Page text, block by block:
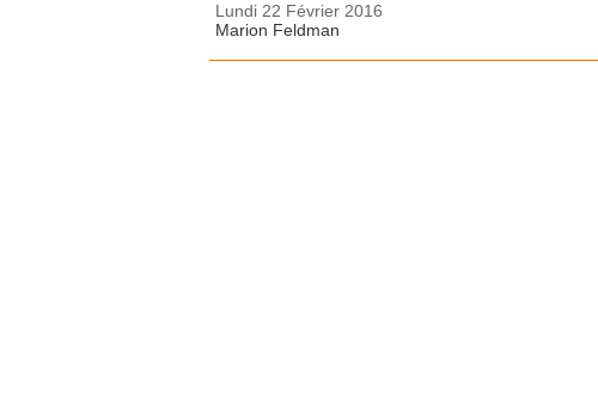
Lundi 22 Février 2016
Marion Feldman